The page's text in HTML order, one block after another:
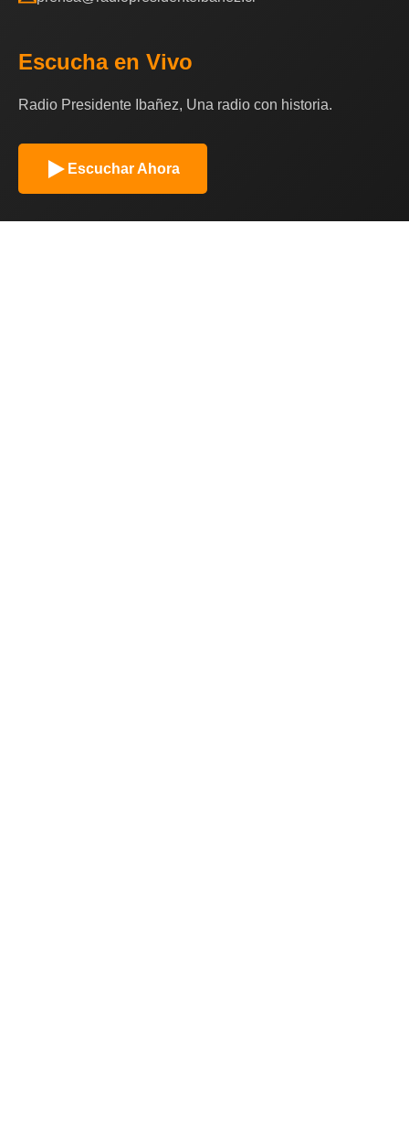
Escucha en Vivo
Radio Presidente Ibañez, Una radio con historia.
Escuchar Ahora